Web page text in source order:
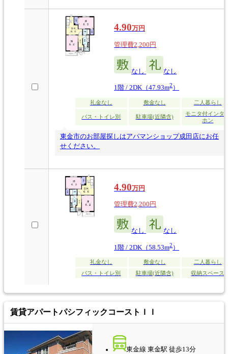
4.90万円
管理費2,200円
なし なし
1階 / 2DK（47.93m2）
礼金なし 敷金なし 二人暮らし
バス・トイレ別 駐車場(近隣含)
モニタ付インタ
ホン
東金市のお部屋探しはアパマンショップ成田店にお任
せください。
4.90万円
管理費2,200円
なし なし
1階 / 2DK（58.53m2）
礼金なし 敷金なし
二人暮らし
バス・トイレ別
駐車場(近隣含) 収納スペース
賃貸アパートパシフィックコーストＩＩ
東金線 東金駅 徒歩13分